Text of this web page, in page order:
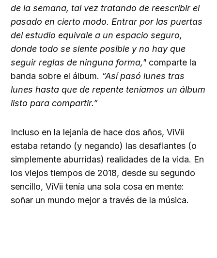
de la semana, tal vez tratando de reescribir el
pasado en cierto modo. Entrar por las puertas
del estudio equivale a un espacio seguro,
donde todo se siente posible y no hay que
seguir reglas de ninguna forma," comparte la
banda sobre el álbum. “Así pasó lunes tras
lunes hasta que de repente teníamos un álbum
listo para compartir.”
Incluso en la lejanía de hace dos años, ViVii
estaba retando (y negando) las desafiantes (o
simplemente aburridas) realidades de la vida. En
los viejos tiempos de 2018, desde su segundo
sencillo, ViVii tenía una sola cosa en mente:
soñar un mundo mejor a través de la música.